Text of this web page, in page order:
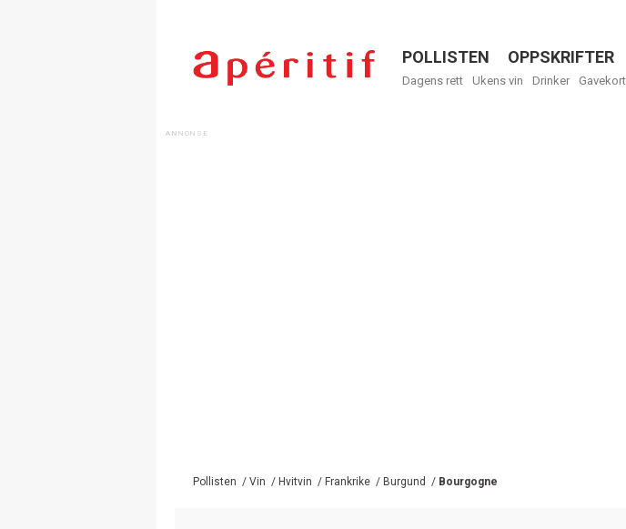
Menu
POLLISTEN OPPSKRIFTER
Dagens rett Ukens vin Drinker Gavekort
Pollisten / Vin / Hvitvin / Frankrike / Burgund / Bourgogne